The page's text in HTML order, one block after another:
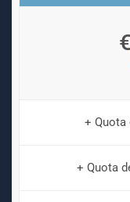
€
+ Quota
+ Quota